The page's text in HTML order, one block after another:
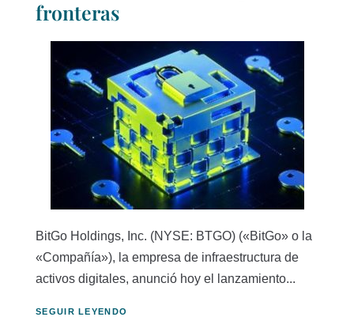
fronteras
BitGo Holdings, Inc. (NYSE: BTGO) («BitGo» o la
«Compañía»), la empresa de infraestructura de
activos digitales, anunció hoy el lanzamiento...
SEGUIR LEYENDO